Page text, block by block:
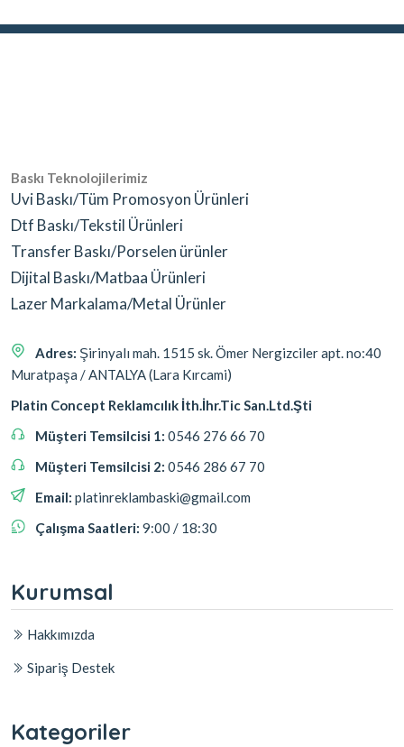
Baskı Teknolojilerimiz
Uvi Baskı/Tüm Promosyon Ürünleri
Dtf Baskı/Tekstil Ürünleri
Transfer Baskı/Porselen ürünler
Dijital Baskı/Matbaa Ürünleri
Lazer Markalama/Metal Ürünler
Adres: Şirinyalı mah. 1515 sk. Ömer Nergizciler apt. no:40
Muratpaşa / ANTALYA (Lara Kırcami)
Platin Concept Reklamcılık İth.İhr.Tic San.Ltd.Şti
Müşteri Temsilcisi 1: 0546 276 66 70
Müşteri Temsilcisi 2: 0546 286 67 70
Email: platinreklambaski@gmail.com
Çalışma Saatleri: 9:00 / 18:30
Kurumsal
Hakkımızda
Sipariş Destek
Kategoriler